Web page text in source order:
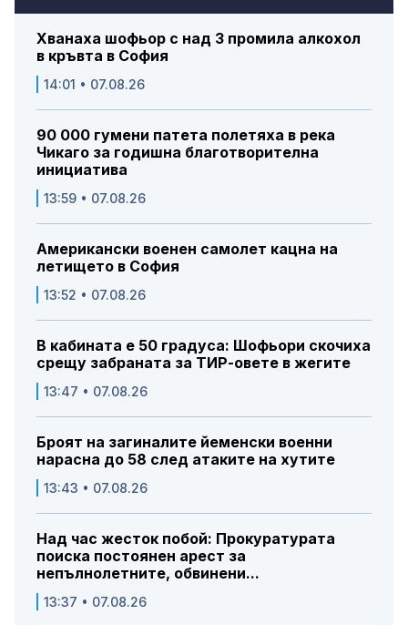
Хванаха шофьор с над 3 промила алкохол
в кръвта в София
14:01 • 07.08.26
90 000 гумени патета полетяха в река
Чикаго за годишна благотворителна
инициатива
13:59 • 07.08.26
Американски военен самолет кацна на
летището в София
13:52 • 07.08.26
В кабината е 50 градуса: Шофьори скочиха
срещу забраната за ТИР-овете в жегите
13:47 • 07.08.26
Броят на загиналите йеменски военни
нарасна до 58 след атаките на хутите
13:43 • 07.08.26
Над час жесток побой: Прокуратурата
поиска постоянен арест за
непълнолетните, обвинени...
13:37 • 07.08.26